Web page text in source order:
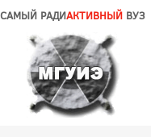
САМЫЙ РАДИАКТИВНЫЙ ВУЗ